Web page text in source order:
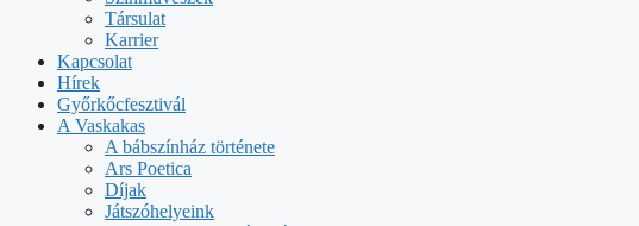
Társulat
Karrier
Kapcsolat
Hírek
Győrkőcfesztivál
A Vaskakas
A bábszínház története
Ars Poetica
Díjak
Játszóhelyeink